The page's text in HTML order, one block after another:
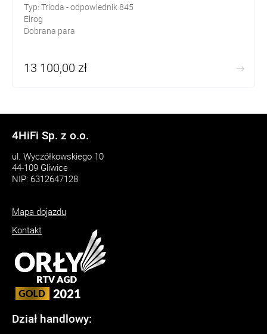
Typ: Trioda - odpowiednik 845
Elrog
Dobrana para
13 100,00 zł
4HiFi Sp. z o.o.
ul. Wyczółkowskiego 10
44-109 Gliwice
NIP: 6312647128
Mapa dojazdu
Kontakt
Dział handlowy: